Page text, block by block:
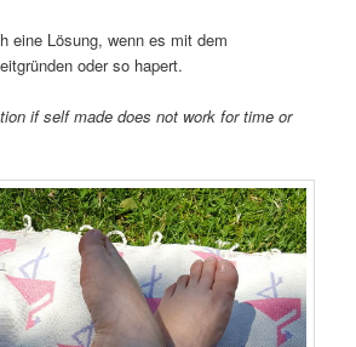
eine Lösung, wenn es mit dem
oder so hapert.
if self made does not work for time or